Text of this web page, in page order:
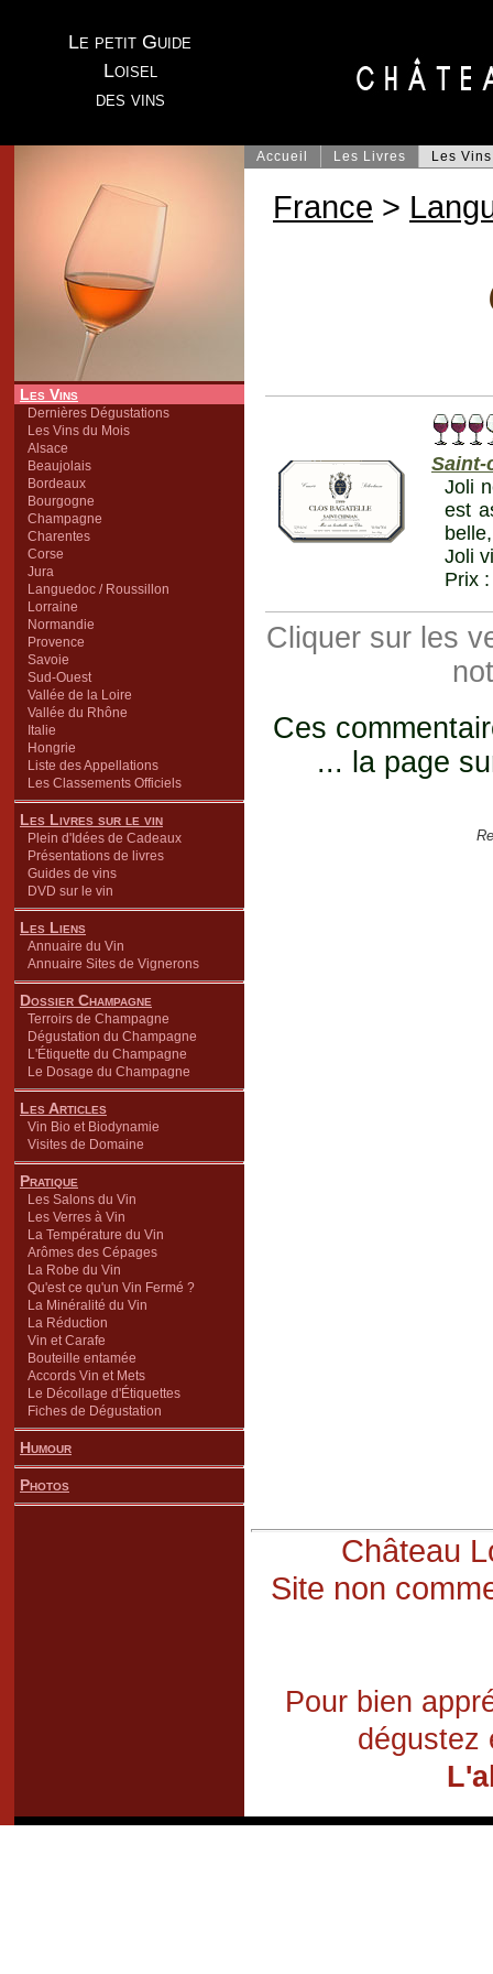
Le petit Guide
Loisel
des vins
Les Vins
Dernières Dégustations
Les Vins du Mois
Alsace
Beaujolais
Bordeaux
Bourgogne
Champagne
Charentes
Corse
Jura
Languedoc / Roussillon
Lorraine
Normandie
Provence
Savoie
Sud-Ouest
Vallée de la Loire
Vallée du Rhône
Italie
Hongrie
Liste des Appellations
Les Classements Officiels
Les Livres sur le vin
Plein d'Idées de Cadeaux
Présentations de livres
Guides de vins
DVD sur le vin
Les Liens
Annuaire du Vin
Annuaire Sites de Vignerons
Dossier Champagne
Terroirs de Champagne
Dégustation du Champagne
L'Étiquette du Champagne
Le Dosage du Champagne
Les Articles
Vin Bio et Biodynamie
Visites de Domaine
Pratique
Les Salons du Vin
Les Verres à Vin
La Température du Vin
Arômes des Cépages
La Robe du Vin
Qu'est ce qu'un Vin Fermé ?
La Minéralité du Vin
La Réduction
Vin et Carafe
Bouteille entamée
Accords Vin et Mets
Le Décollage d'Étiquettes
Fiches de Dégustation
Humour
Photos
Accueil Les Livres Les Vins
France >
Saint-
Joli
est
Joli
Prix
Cliquer sur les
Ces
... la page
Château
Site non
Pour bien
dégustez